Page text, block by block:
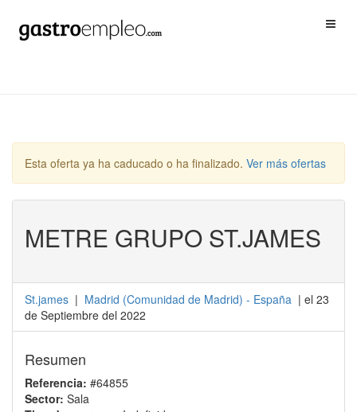
Esta oferta ya ha caducado o ha finalizado. Ver más ofertas
METRE GRUPO ST.JAMES
St.james | Madrid (Comunidad de Madrid) - España | el 23
de Septiembre del 2022
Resumen
Referencia: #64855
Sector: Sala